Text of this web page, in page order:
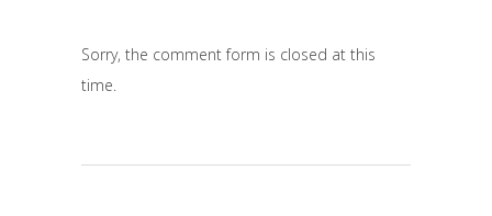
Sorry, the comment form is closed at this
time.